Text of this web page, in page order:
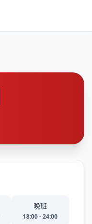
晚班
18:00 - 24:00